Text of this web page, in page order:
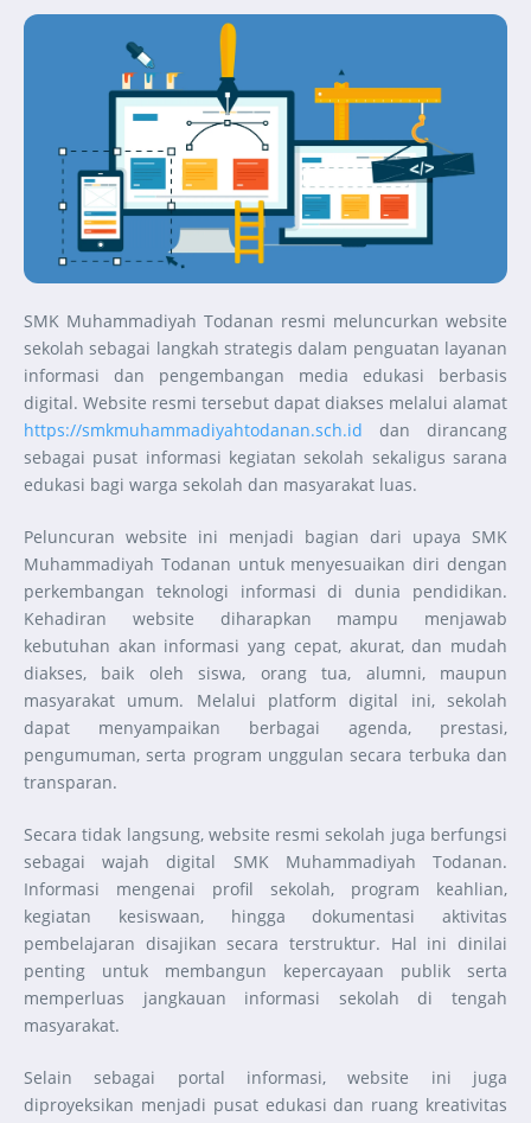
SMK Muhammadiyah Todanan resmi meluncurkan website
sekolah sebagai langkah strategis dalam penguatan layanan
informasi dan pengembangan media edukasi berbasis
digital. Website resmi tersebut dapat diakses melalui alamat
https://smkmuhammadiyahtodanan.sch.id dan dirancang
sebagai pusat informasi kegiatan sekolah sekaligus sarana
edukasi bagi warga sekolah dan masyarakat luas.
Peluncuran website ini menjadi bagian dari upaya SMK
Muhammadiyah Todanan untuk menyesuaikan diri dengan
perkembangan teknologi informasi di dunia pendidikan.
Kehadiran website diharapkan mampu menjawab
kebutuhan akan informasi yang cepat, akurat, dan mudah
diakses, baik oleh siswa, orang tua, alumni, maupun
masyarakat umum. Melalui platform digital ini, sekolah
dapat menyampaikan berbagai agenda, prestasi,
pengumuman, serta program unggulan secara terbuka dan
transparan.
Secara tidak langsung, website resmi sekolah juga berfungsi
sebagai wajah digital SMK Muhammadiyah Todanan.
Informasi mengenai profil sekolah, program keahlian,
kegiatan kesiswaan, hingga dokumentasi aktivitas
pembelajaran disajikan secara terstruktur. Hal ini dinilai
penting untuk membangun kepercayaan publik serta
memperluas jangkauan informasi sekolah di tengah
masyarakat.
Selain sebagai portal informasi, website ini juga
diproyeksikan menjadi pusat edukasi dan ruang kreativitas